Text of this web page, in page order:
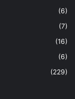
(6)
(7)
(16)
(6)
(229)